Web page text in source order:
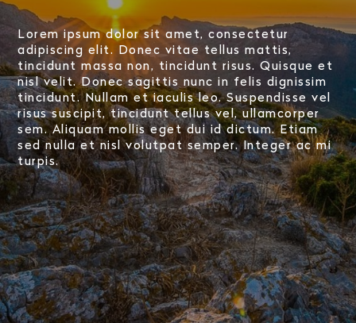
Lorem ipsum dolor sit amet, consectetur
adipiscing elit. Donec vitae tellus mattis,
tincidunt massa non, tincidunt risus. Quisque et
nisl velit. Donec sagittis nunc in felis dignissim
tincidunt. Nullam et iaculis leo. Suspendisse vel
risus suscipit, tincidunt tellus vel, ullamcorper
sem. Aliquam mollis eget dui id dictum. Etiam
sed nulla et nisl volutpat semper. Integer ac mi
turpis.